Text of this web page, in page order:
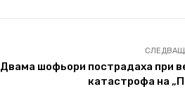
Двама шофьори пострадаха при
катастрофа на